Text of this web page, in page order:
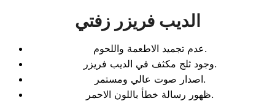
الديب فريزر زفتي
عدم تجميد الاطعمة واللحوم.
وجود ثلج مكثف في الديب فريزر.
اصدار صوت عالي ومستمر.
ظهور رسالة خطأ باللون الاحمر.